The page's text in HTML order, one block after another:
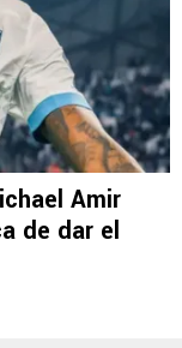
Amir
de dar el